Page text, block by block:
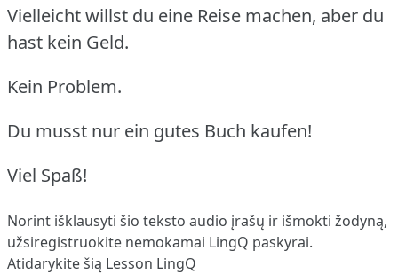
Vielleicht willst du eine Reise machen, aber du
hast kein Geld.
Kein Problem.
Du musst nur ein gutes Buch kaufen!
Viel Spaß!
Norint išklausyti šio teksto audio įrašų ir išmokti žodyną,
užsiregistruokite nemokamai LingQ paskyrai.
Atidarykite šią Lesson LingQ